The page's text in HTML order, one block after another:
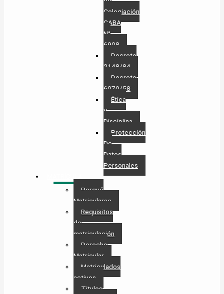
Colegiación
CABA
N°
6908
Decreto
2148/84
Decreto
6070/58
Ética
y
Disciplina
Protección
De
Datos
Personales​
Porqué
Matricularse
Requisitos
de
matriculación
Derecho
Matricular
Matriculados
activos
Titulos